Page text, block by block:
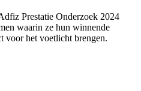
Prestatie Onderzoek 2024
waarin ze hun winnende
voor het voetlicht brengen.